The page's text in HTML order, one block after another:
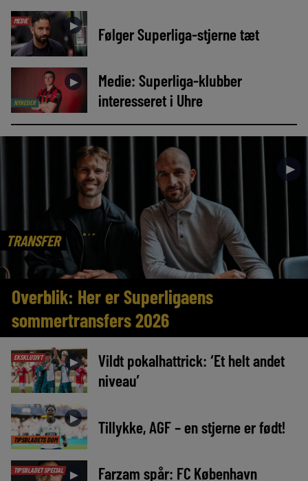
MEDIE ► Følger Superliga-stjerne tæt
NYHEDER
►
Medie: Superliga-klubber
interesseret i Uhre
TRANSFER
►
Overblik: Her er Superligaens
sommertransfers 2026
EKSKLUSIVT ►
Vildt pokalhattrick: ‘Et helt andet
niveau’
TIPSBLADETS DOM
► Tillykke, AGF – en stjerne er født!
TIPSBLADET SPECIAL ►
Farzam spår: FC København